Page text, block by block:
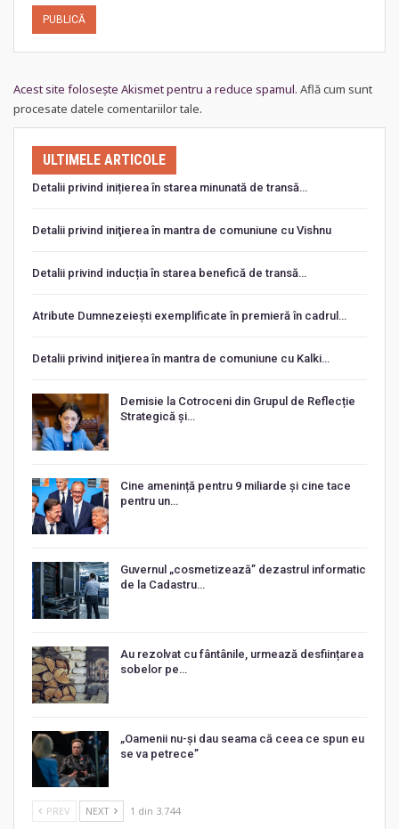
Acest site folosește Akismet pentru a reduce spamul. Află cum sunt
procesate datele comentariilor tale.
ULTIMELE ARTICOLE
Detalii privind inițierea în starea minunată de transă…
Detalii privind iniţierea în mantra de comuniune cu Vishnu
Detalii privind inducția în starea benefică de transă…
Atribute Dumnezeiești exemplificate în premieră în cadrul…
Detalii privind iniţierea în mantra de comuniune cu Kalki…
Demisie la Cotroceni din Grupul de Reflecție
Strategică și…
Cine amenință pentru 9 miliarde și cine tace
pentru un…
Guvernul „cosmetizează” dezastrul informatic
de la Cadastru…
Au rezolvat cu fântânile, urmează desființarea
sobelor pe…
„Oamenii nu-și dau seama că ceea ce spun eu
se va petrece”
PREV NEXT 1 din 3.744